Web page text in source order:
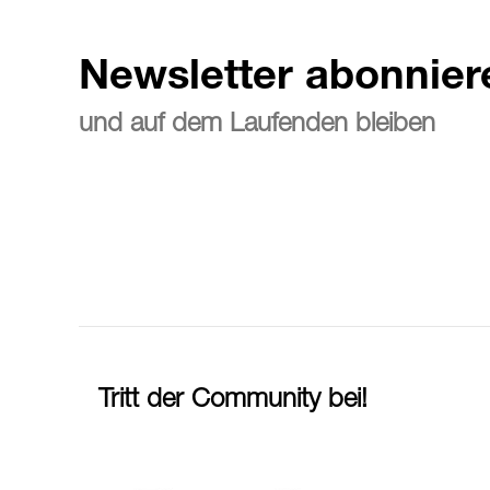
Newsletter
und auf dem Laufenden bleiben
Tritt der Community bei!